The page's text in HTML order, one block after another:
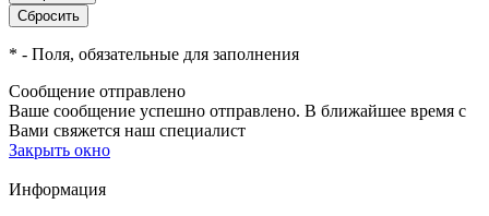
* - Поля, обязательные для заполнения
Сообщение отправлено
Ваше сообщение успешно отправлено. В ближайшее время с
Вами свяжется наш специалист
Закрыть окно
Информация